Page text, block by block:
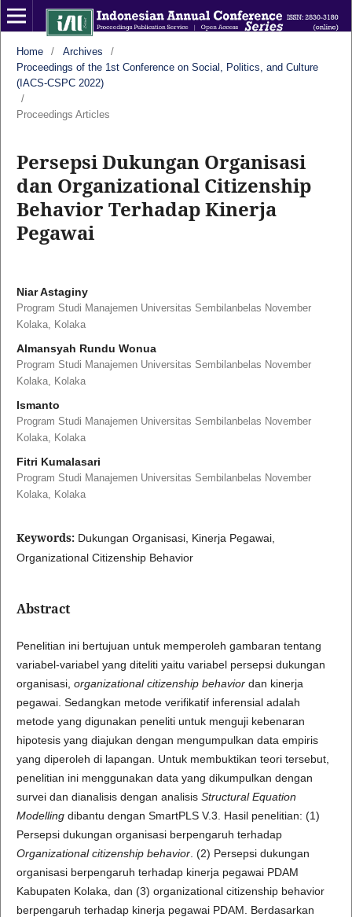
Home / Archives
/
Proceedings of the 1st Conference on Social, Politics, and Culture
(IACS-CSPC 2022)
/
Proceedings Articles
Persepsi Dukungan Organisasi
dan Organizational Citizenship
Behavior Terhadap Kinerja
Pegawai
Niar Astaginy
Program Studi Manajemen Universitas Sembilanbelas November
Kolaka, Kolaka
Almansyah Rundu Wonua
Program Studi Manajemen Universitas Sembilanbelas November
Kolaka, Kolaka
Ismanto
Program Studi Manajemen Universitas Sembilanbelas November
Kolaka, Kolaka
Fitri Kumalasari
Program Studi Manajemen Universitas Sembilanbelas November
Kolaka, Kolaka
Keywords: Dukungan Organisasi, Kinerja Pegawai,
Organizational Citizenship Behavior
Abstract
Penelitian ini bertujuan untuk memperoleh gambaran tentang
variabel-variabel yang diteliti yaitu variabel persepsi dukungan
organisasi, organizational citizenship behaviordan kinerja
pegawai. Sedangkan metode verifikatif inferensial adalah
metode yang digunakan peneliti untuk menguji kebenaran
hipotesis yang diajukan dengan mengumpulkan data empiris
yang diperoleh di lapangan. Untuk membuktikan teori tersebut,
penelitian ini menggunakan data yang dikumpulkan dengan
survei dan dianalisis dengan analisis Structural Equation
Modellingdibantu dengan SmartPLS V.3. Hasil penelitian: (1)
Persepsi dukungan organisasi berpengaruh terhadap
Organizational citizenship behavior. (2) Persepsi dukungan
organisasi berpengaruh terhadap kinerja pegawai PDAM
Kabupaten Kolaka, dan (3) organizational citizenship behavior
berpengaruh terhadap kinerja pegawai PDAM. Berdasarkan